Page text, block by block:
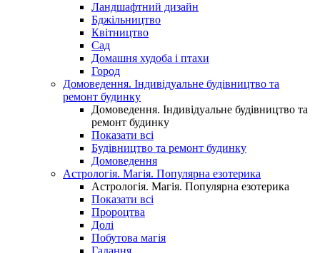
Ландшафтний дизайн
Бджільництво
Квітництво
Сад
Домашня худоба і птахи
Город
Домоведення. Індивідуальне будівництво та
ремонт будинку
Домоведення. Індивідуальне будівництво та
ремонт будинку
Показати всі
Будівництво та ремонт будинку
Домоведення
Астрологія. Магія. Популярна езотерика
Астрологія. Магія. Популярна езотерика
Показати всі
Пророцтва
Долі
Побутова магія
Гадання